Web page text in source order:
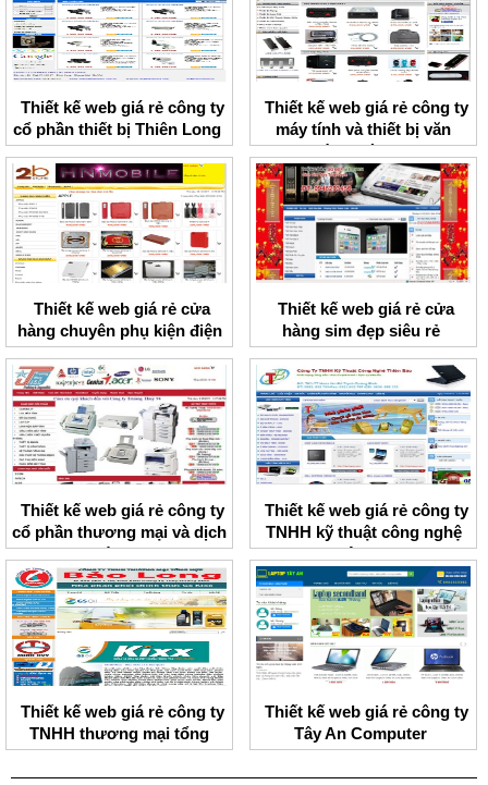
Thiết kế web giá rẻ công ty
cổ phần thiết bị Thiên Long
Thiết kế web giá rẻ công ty
máy tính và thiết bị văn
phòng Hà Nam
Thiết kế web giá rẻ cửa
hàng chuyên phụ kiện điện
thoại HNMobile
Thiết kế web giá rẻ cửa
hàng sim đẹp siêu rẻ
Thiết kế web giá rẻ công ty
cổ phần thương mại và dịch
vụ Trường Thủy
Thiết kế web giá rẻ công ty
TNHH kỹ thuật công nghệ
Thiên Bảo
Thiết kế web giá rẻ công ty
TNHH thương mại tổng
hợp Bảo Long
Thiết kế web giá rẻ công ty
Tây An Computer